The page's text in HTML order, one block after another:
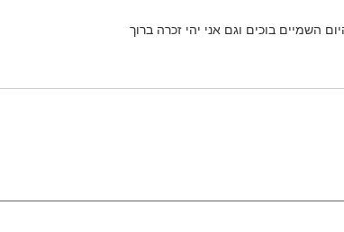
השמיים בוכים וגם אני יהי זכרה ברוך